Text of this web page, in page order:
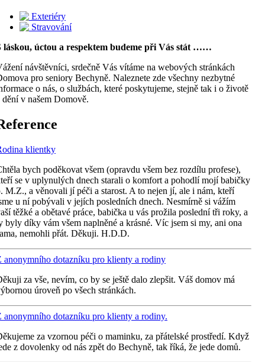
Exteriéry
Stravování
láskou, úctou a respektem budeme při Vás stát ……
návštěvníci, srdečně Vás vítáme na webových stránkách
pro seniory Bechyně. Naleznete zde všechny nezbytné
o nás, o službách, které poskytujeme, stejně tak i o životě
dění v našem Domově.
klientky
bych poděkovat všem (opravdu všem bez rozdílu profese),
se v uplynulých dnech starali o komfort a pohodlí mojí babičky
M.Z., a věnovali jí péči a starost. A to nejen jí, ale i nám, kteří
u ní pobývali v jejích posledních dnech. Nesmírně si vážím
těžké a obětavé práce, babička u vás prožila poslední tři roky, a
byly díky vám všem naplněné a krásné. Víc jsem si my, ani ona
nemohli přát. Děkuji. H.D.D.
anonymního dotazníku pro klienty a rodiny
za vše, nevím, co by se ještě dalo zlepšit. Váš domov má
úroveň po všech stránkách.
anonymního dotazníku pro klienty a rodiny.
za vzornou péči o maminku, za přátelské prostředí. Když
z dovolenky od nás zpět do Bechyně, tak říká, že jede domů.